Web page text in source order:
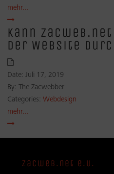
mehr...
Kann
der Website
Date: Juli 17, 2019
By: The Zacwebber
Categories: Webdesign
mehr...
zacweb.net e.U.